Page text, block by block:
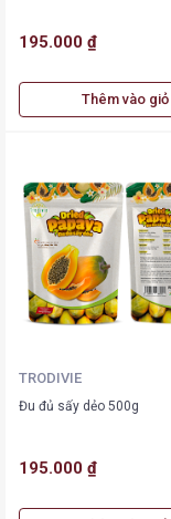
195.000 ₫
Thêm vào giỏ
TRODIVIE
Đu đủ sấy dẻo 500g
195.000 ₫